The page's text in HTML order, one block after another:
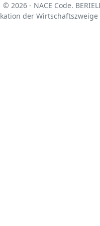
© 2026 - NACE Code.
der